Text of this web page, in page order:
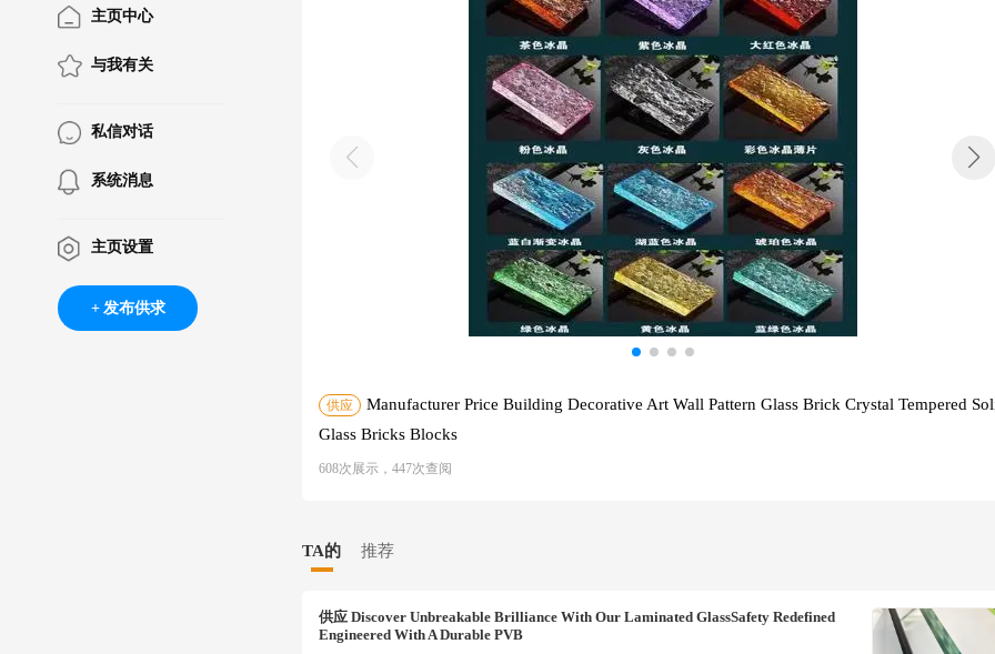
主页中心
与我有关
私信对话
系统消息
主页设置
发布供求
供应
Manufacturer Price Building Decorative Art Wall Pattern Glass Brick Crystal Tempered
Glass Bricks Blocks
608次展示，447次查阅
TA的 推荐
供应 Discover Unbreakable Brilliance With Our Laminated GlassSafety Redefined
Engineered With A Durable PVB